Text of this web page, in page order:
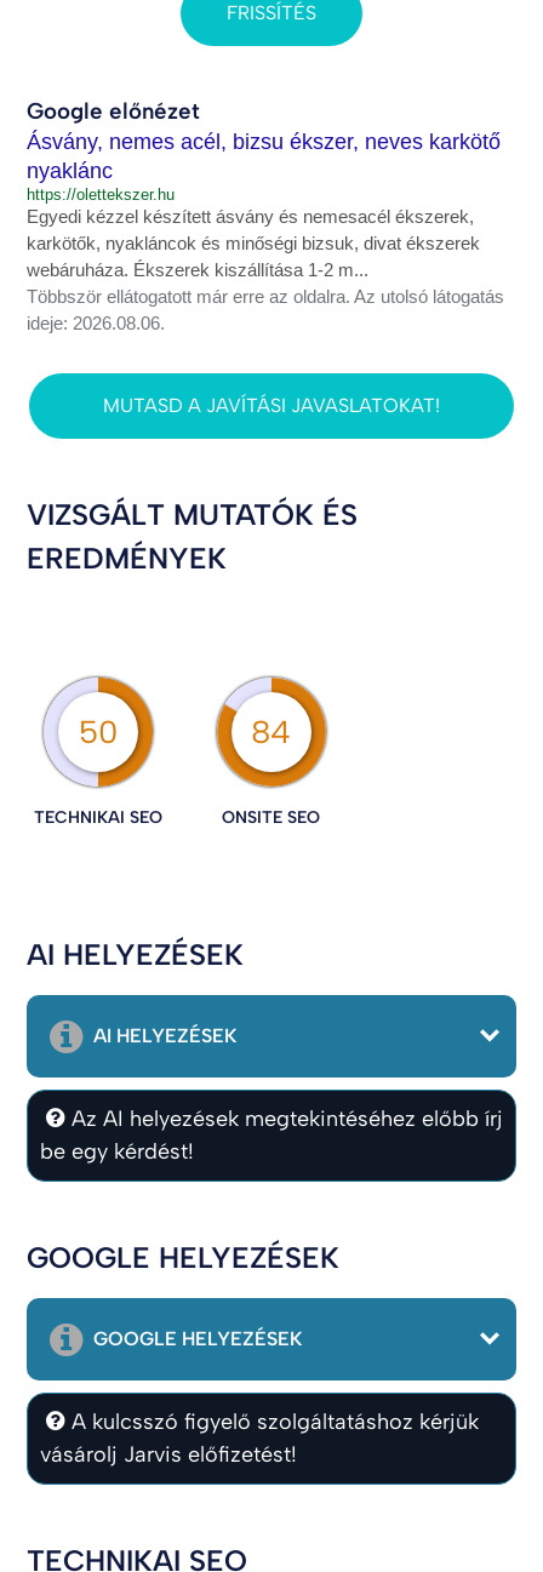
FRISSÍTÉS
Google előnézet
Ásvány, nemes acél, bizsu ékszer, neves karkötő
nyaklánc
https://olettekszer.hu
Egyedi kézzel készített ásvány és nemesacél ékszerek,
karkötők, nyakláncok és minőségi bizsuk, divat ékszerek
webáruháza. Ékszerek kiszállítása 1-2 m...
Többször ellátogatott már erre az oldalra. Az utolsó látogatás
ideje: 2026.08.06.
MUTASD A JAVÍTÁSI JAVASLATOKAT!
VIZSGÁLT MUTATÓK ÉS
EREDMÉNYEK
50
TECHNIKAI SEO
84
ONSITE SEO
AI HELYEZÉSEK
AI HELYEZÉSEK
Az AI helyezések megtekintéséhez előbb írj
be egy kérdést!
GOOGLE HELYEZÉSEK
GOOGLE HELYEZÉSEK
A kulcsszó figyelő szolgáltatáshoz kérjük
vásárolj Jarvis előfizetést!
TECHNIKAI SEO